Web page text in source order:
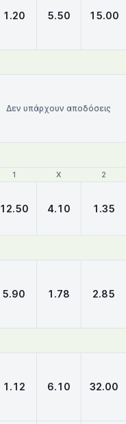
1.20 5.50 15.00
Δεν υπάρχουν αποδόσεις
1 X 2
1 X 2
12.50 4.10 1.35
5.90 1.78 2.85
1.12 6.10 32.00